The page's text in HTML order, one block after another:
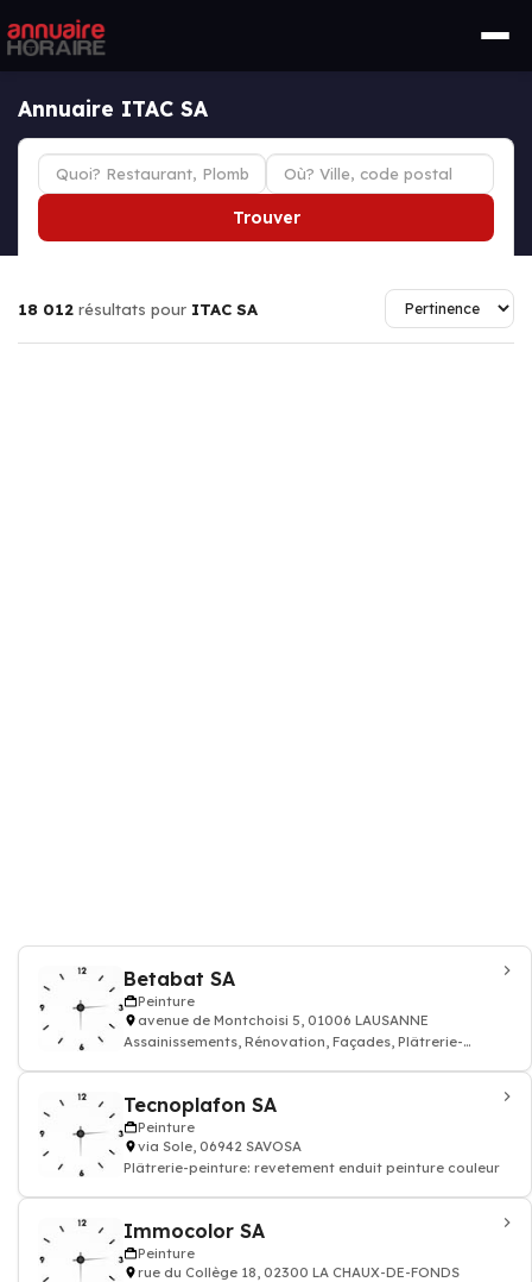
Annuaire ITAC SA
Trouver
18 012 résultats pour ITAC SA
Betabat SA
Peinture
avenue de Montchoisi 5, 01006 LAUSANNE
Assainissements, Rénovation, Façades, Plâtrerie-
Tecnoplafon SA
Peinture
via Sole, 06942 SAVOSA
Plâtrerie-peinture: revetement enduit peinture couleur
Immocolor SA
Peinture
rue du Collège 18, 02300 LA CHAUX-DE-FONDS